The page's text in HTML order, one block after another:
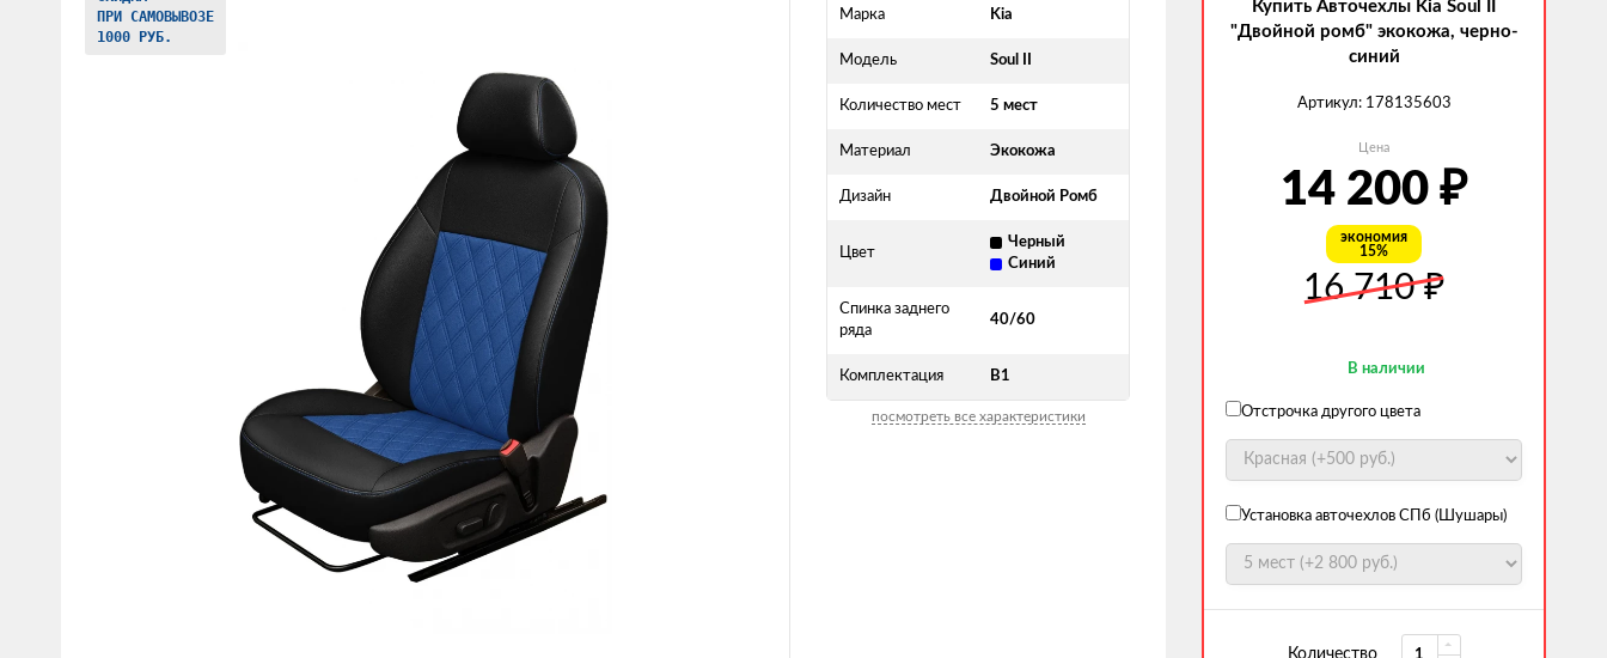
товаров
ПРИ САМОВЫВОЗЕ
1000 РУБ.
Марка Kia
Модель Soul II
Количество мест 5 мест
Материал Экокожа
Дизайн Двойной Ромб
Цвет
Черный
Синий
Спинка заднего
ряда
40/60
Комплектация В1
посмотреть все характеристики
Купить Авточехлы Kia Soul II
"Двойной ромб" экокожа, черно-
синий
Артикул: 178135603
Цена
14 200 ₽
экономия
15%
16 710₽
В наличии
Отстрочка другого цвета
Установка авточехлов СПб (Шушары)
Количество